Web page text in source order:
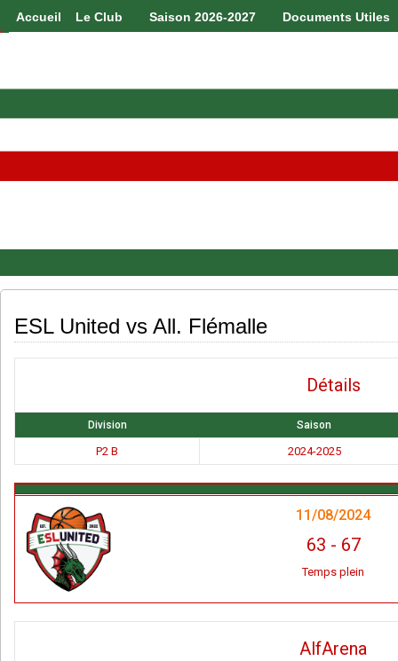
Accueil Le Club Saison 2026-2027 Documents Utiles
ESL United vs All. Flémalle
Détails
Division Saison
P2 B 2024-2025
11/08/2024
63 - 67
Temps plein
AlfArena